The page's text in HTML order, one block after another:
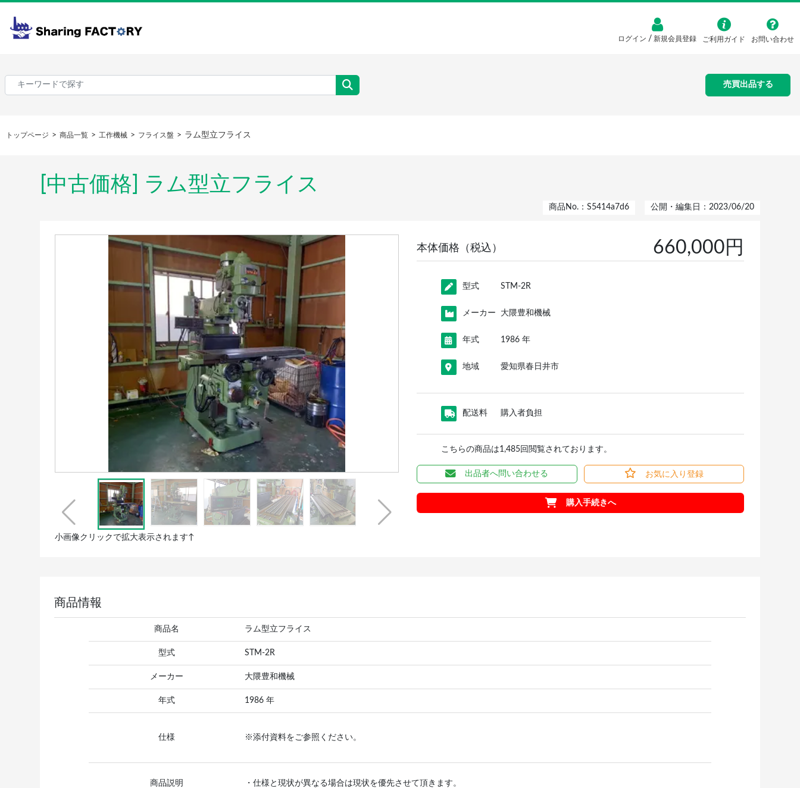
ログイン / 新規会員登録 ご利用ガイド お問い合わせ
売買出品する
トップページ 商品一覧 工作機械 フライス盤 ラム型立フライス
[中古価格] ラム型立フライス
商品No.：S5414a7d6 公開・編集日：2023/06/20
小画像クリックで拡大表示されます↑
本体価格（税込） 660,000円
型式 STM-2R
メーカー 大隈豊和機械
年式 1986 年
地域 愛知県春日井市
配送料 購入者負担
こちらの商品は1,485回閲覧されております。
出品者へ問い合わせる お気に入り登録
購入手続きへ
商品情報
商品名 ラム型立フライス
型式 STM-2R
メーカー 大隈豊和機械
年式 1986 年
仕様 ※添付資料をご参照ください。
商品説明
・仕様と現状が異なる場合は現状を優先させて頂きます。